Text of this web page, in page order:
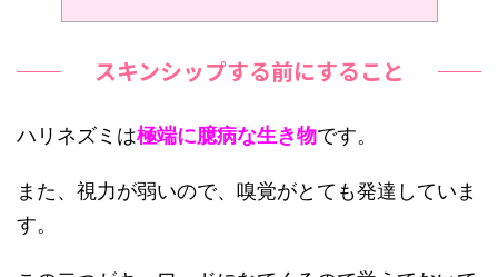
スキンシップする前にすること
ハリネズミは極端に臆病な生き物です。
また、視力が弱いので、嗅覚がとても発達していま
す。